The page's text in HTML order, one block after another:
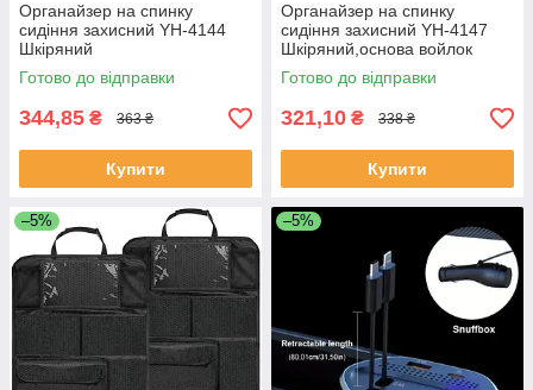
Органайзер на спинку
сидіння захисний YH-4144
Шкіряний
Готово до відправки
344,85 ₴ 363 ₴
Купити
Органайзер на спинку
сидіння захисний YH-4147
Шкіряний,основа войлок
Готово до відправки
321,10 ₴ 338 ₴
Купити
–5% –5%